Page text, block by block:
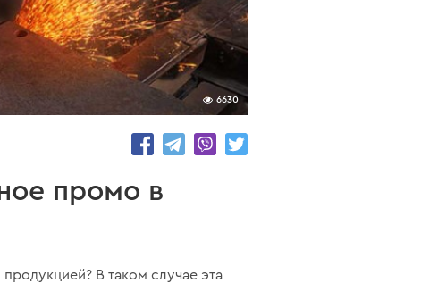
6630
промо в
В таком случае эта